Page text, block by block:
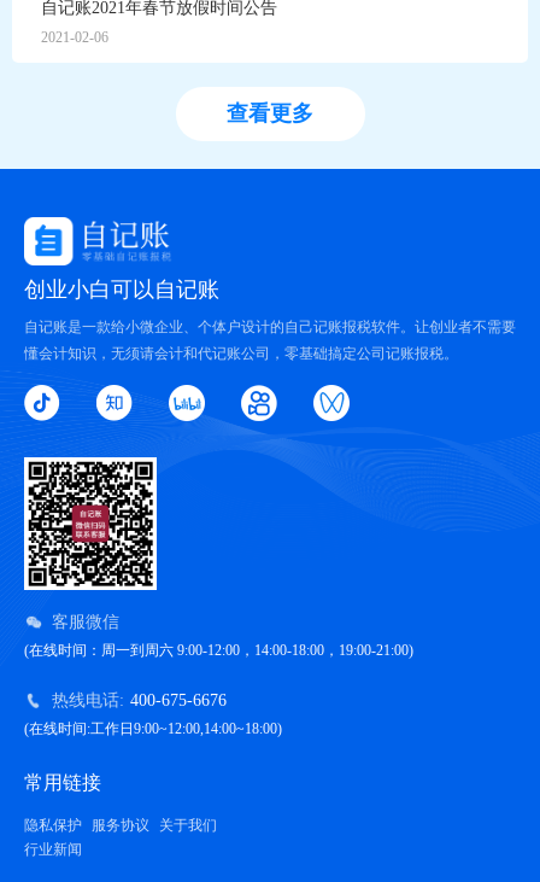
自记账2021年春节放假时间公告
2021-02-06
查看更多
创业小白可以自记账
自记账是一款给小微企业、个体户设计的自己记账报税软件。让创业者不需要
懂会计知识，无须请会计和代记账公司，零基础搞定公司记账报税。
客服微信
(在线时间：周一到周六 9:00-12:00，14:00-18:00，19:00-21:00)
热线电话: 400-675-6676
(在线时间:工作日9:00~12:00,14:00~18:00)
常用链接
隐私保护 服务协议
关于我们
行业新闻